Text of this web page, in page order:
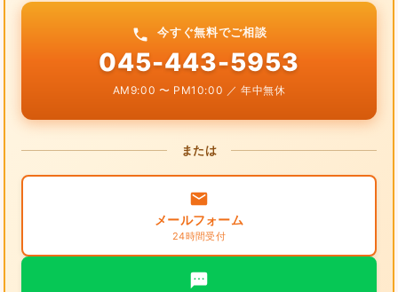
今すぐ無料でご相談
045-443-5953
AM9:00 〜 PM10:00 ／ 年中無休
または
メールフォーム
24時間受付